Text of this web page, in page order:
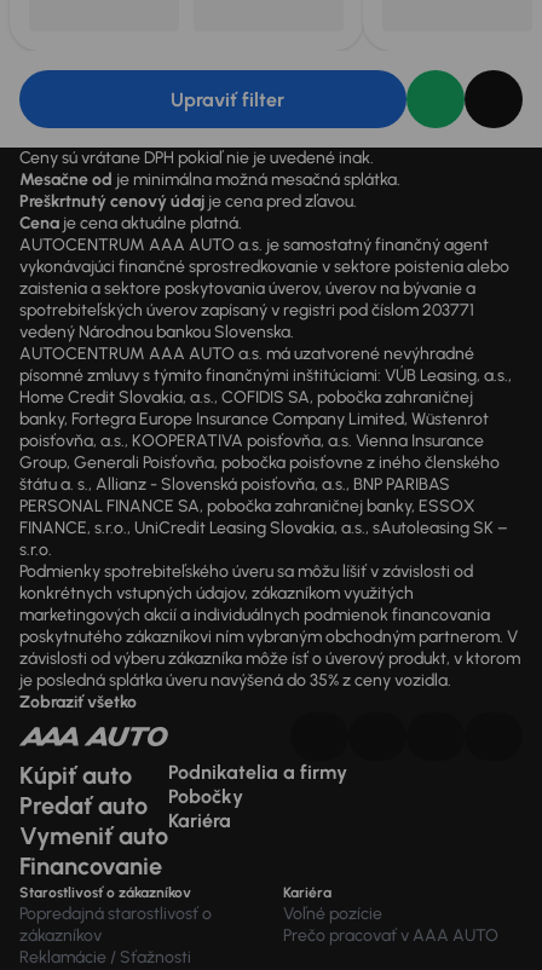
Upraviť filter
Ceny sú vrátane DPH pokiaľ nie je uvedené inak.
Mesačne od je minimálna možná mesačná splátka.
Preškrtnutý cenový údaj je cena pred zľavou.
Cena je cena aktuálne platná.
AUTOCENTRUM AAA AUTO a.s. je samostatný finančný agent
vykonávajúci finančné sprostredkovanie v sektore poistenia alebo
zaistenia a sektore poskytovania úverov, úverov na bývanie a
spotrebiteľských úverov zapísaný v registri pod číslom 203771
vedený Národnou bankou Slovenska.
AUTOCENTRUM AAA AUTO a.s. má uzatvorené nevýhradné
písomné zmluvy s týmito finančnými inštitúciami: VÚB Leasing, a.s.,
Home Credit Slovakia, a.s., COFIDIS SA, pobočka zahraničnej
banky, Fortegra Europe Insurance Company Limited, Wüstenrot
poisťovňa, a.s., KOOPERATIVA poisťovňa, a.s. Vienna Insurance
Group, Generali Poisťovňa, pobočka poisťovne z iného členského
štátu a. s., Allianz - Slovenská poisťovňa, a.s., BNP PARIBAS
PERSONAL FINANCE SA, pobočka zahraničnej banky, ESSOX
FINANCE, s.r.o., UniCredit Leasing Slovakia, a.s., sAutoleasing SK –
s.r.o.
Podmienky spotrebiteľského úveru sa môžu líšiť v závislosti od
konkrétnych vstupných údajov, zákazníkom využitých
marketingových akcií a individuálnych podmienok financovania
poskytnutého zákazníkovi ním vybraným obchodným partnerom. V
závislosti od výberu zákazníka môže ísť o úverový produkt, v ktorom
je posledná splátka úveru navýšená do 35% z ceny vozidla.
Zobraziť všetko
Kúpiť auto
Predať auto
Vymeniť auto
Financovanie
Podnikatelia a firmy
Pobočky
Kariéra
Starostlivosť o zákazníkov
Popredajná starostlivosť o
zákazníkov
Reklamácie / Sťažnosti
Kariéra
Voľné pozície
Prečo pracovať v AAA AUTO